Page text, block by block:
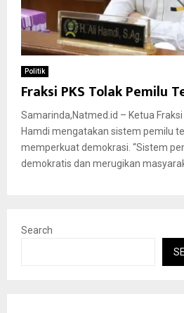
Politik
Fraksi PKS Tolak Pemilu
Samarinda,Natmed.id – Ketua Fraksi
Hamdi mengatakan sistem pemilu
memperkuat demokrasi. “Sistem
demokratis dan merugikan
Search